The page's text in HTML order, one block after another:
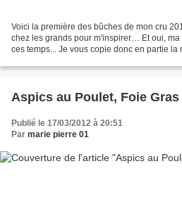
Voici la première des bûches de mon cru
chez les grands pour m'inspirer… Et oui,
ces temps... Je vous copie donc en partie la
Aspics au Poulet, Foie
Publié le 17/03/2012 à 20:51
Par marie pierre 01